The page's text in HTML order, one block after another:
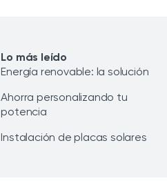
Lo más leído
Energía renovable: la solución
Ahorra personalizando tu
potencia
Instalación de placas solares